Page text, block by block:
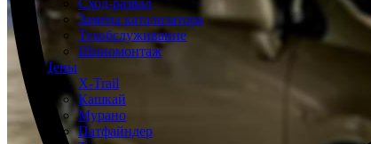
Сход-развал
Замена катализатора
Техобслуживание
Шиномонтаж
Цены
X-Trail
Кашкай
Мурано
Патфайндер